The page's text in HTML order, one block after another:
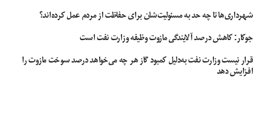
شهرداری‌ها تا چه حد به مسئولیت‌شان برای حفاظت از مردم عمل کرده‌اند؟
جوکار: کاهش درصد آلایندگی مازوت وظیفه وزارت نفت است
قرار نیست وزارت نفت به‌دلیل کمبود گاز هر چه می‌خواهد درصد سوخت مازوت را
افزایش دهد